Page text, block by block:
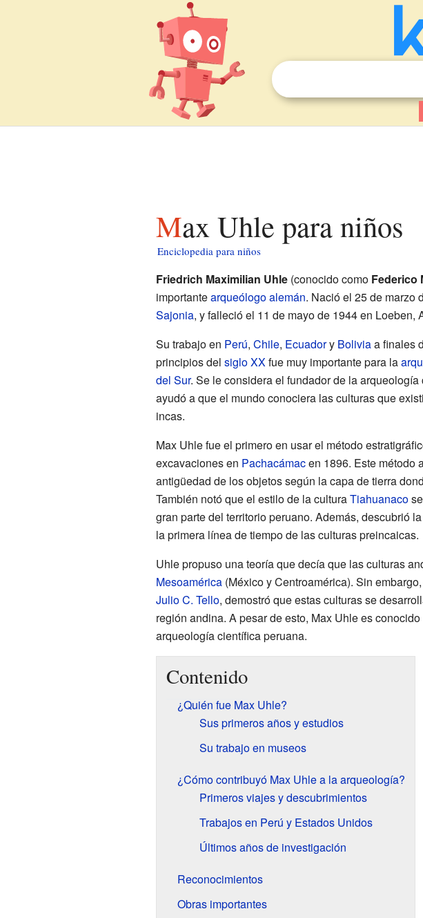
Max Uhle para niños
Enciclopedia para niños
Friedrich Maximilian Uhle(conocido como Federico
importantearqueólogoalemán. Nació el 25 de marzo
Sajonia, y falleció el 11 de mayo de 1944 en Loeben,
Su trabajo en Perú, Chile, Ecuadory Boliviaa finales
principios del siglo XXfue muy importante para la
del Sur. Se le considera el fundador de la
ayudó a que el mundo conociera las culturas que
incas.
Max Uhle fue el primero en usar el método
excavaciones en Pachacámacen 1896. Este método
antigüedad de los objetos según la capa de tierra
También notó que el estilo de la culturaTiahuanacose
gran parte del territorio peruano. Además, descubrió la
la primera línea de tiempo de las culturas preincaicas.
Uhle propuso una teoría que decía que las culturas
Mesoamérica(México y Centroamérica). Sin
Julio C. Tello, demostró que estas culturas se
región andina. A pesar de esto, Max Uhle es
arqueología científica peruana.
Contenido
¿Quién fue Max Uhle?
Sus primeros años y estudios
Su trabajo en museos
¿Cómo contribuyó Max Uhle a la arqueología?
Primeros viajes y descubrimientos
Trabajos en Perú y Estados Unidos
Últimos años de investigación
Reconocimientos
Obras importantes